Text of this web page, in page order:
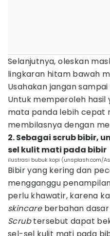
Selanjutnya, oleskan
lingkaran hitam bawah
Usahakan jangan
Untuk memperoleh hasil
mata panda lebih cepat
membilasnya dengan
2. Sebagai scrub bibir,
sel kulit mati pada bibir
ilustrasi bubuk kopi (unsplash.com/
Bibir yang kering dan
mengganggu
perlu khawatir, karena
skincareberbahan
Scrubtersebut dapat